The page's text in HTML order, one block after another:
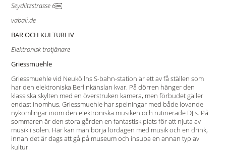
Seydlitzstrasse 6￼
vabali.de
BAR OCH KULTURLIV
Elektronisk trotjänare
Griessmuehle
Griessmuehle vid Neuköllns S-bahn-station är ett av få ställen som
har den elektroniska Berlinkänslan kvar. På dörren hänger den
klassiska skylten med en överstruken kamera, men förbudet gäller
endast inomhus. Griessmuehle har spelningar med både lovande
nykomlingar inom den elektroniska musiken och rutinerade DJ:s. På
sommaren är den stora gården en fantastisk plats för att njuta av
musik i solen. Här kan man börja lördagen med musik och en drink,
innan det är dags att gå på museum och insupa en annan typ av
kultur.